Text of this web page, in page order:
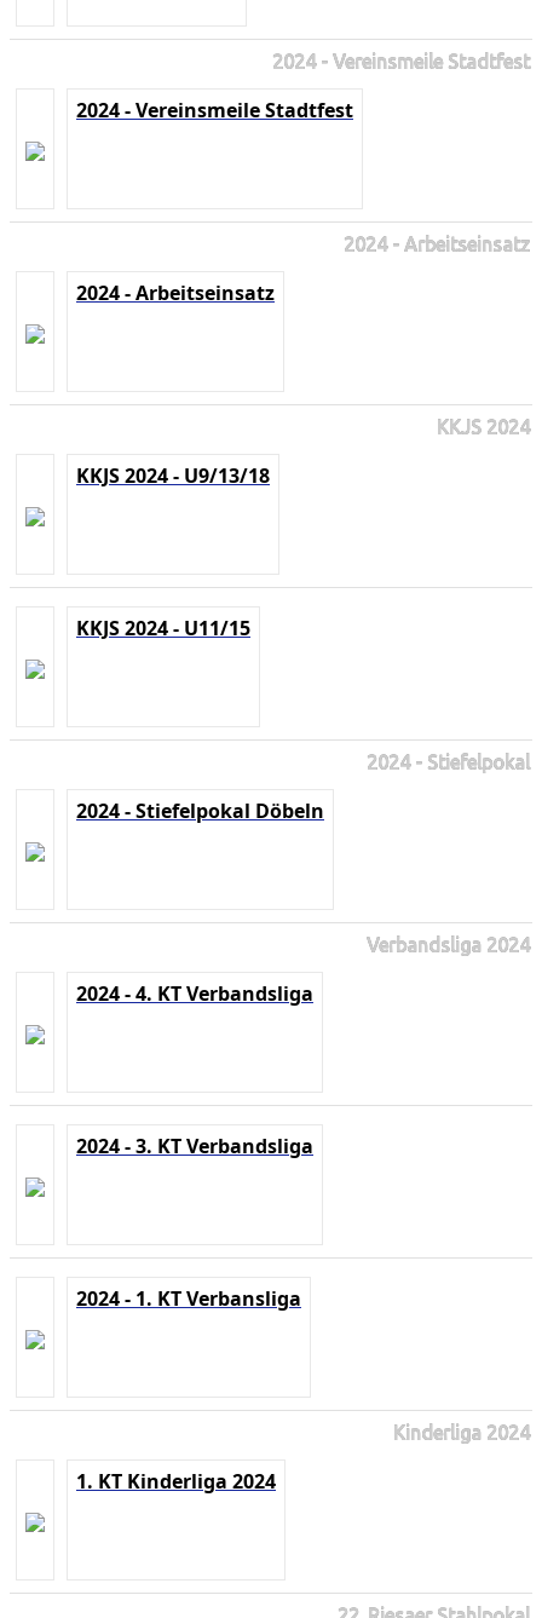
2024 - Vereinsmeile Stadtfest
2024 - Vereinsmeile Stadtfest
2024 - Arbeitseinsatz
2024 - Arbeitseinsatz
KKJS 2024
KKJS 2024 - U9/13/18
KKJS 2024 - U11/15
2024 - Stiefelpokal
2024 - Stiefelpokal Döbeln
Verbandsliga 2024
2024 - 4. KT Verbandsliga
2024 - 3. KT Verbandsliga
2024 - 1. KT Verbansliga
Kinderliga 2024
1. KT Kinderliga 2024